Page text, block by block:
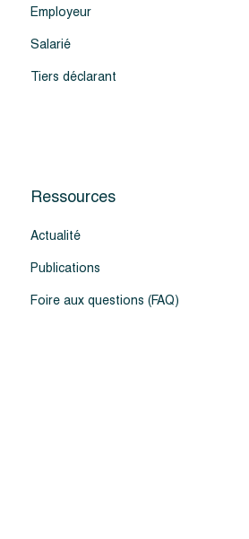
Employeur
Salarié
Tiers déclarant
Ressources
Actualité
Publications
Foire aux questions (FAQ)